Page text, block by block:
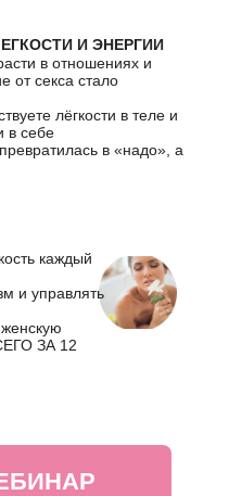
И ЭНЕРГИИ
в отношениях и
от секса стало
лёгкости в теле и
в себе
в «надо», а
каждый
и управлять
ЗА 12